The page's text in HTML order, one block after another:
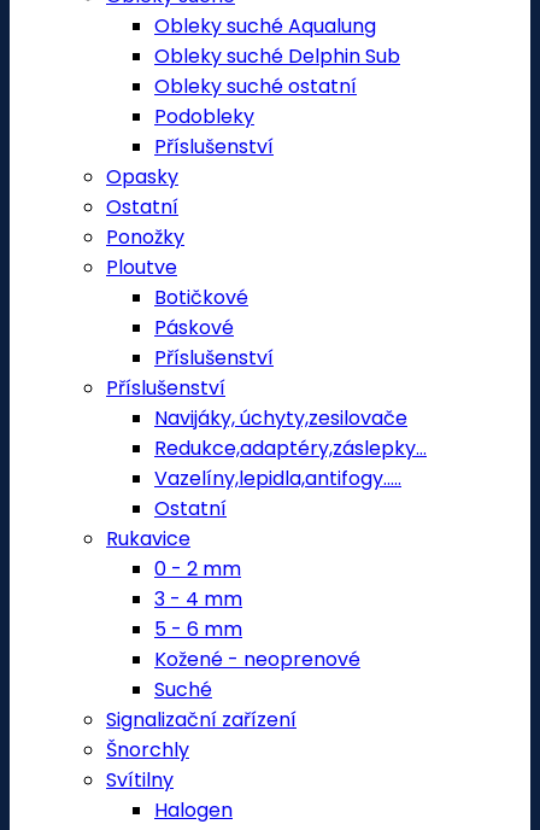
Obleky suché Aqualung
Obleky suché Delphin Sub
Obleky suché ostatní
Podobleky
Příslušenství
Opasky
Ostatní
Ponožky
Ploutve
Botičkové
Páskové
Příslušenství
Příslušenství
Navijáky, úchyty,zesilovače
Redukce,adaptéry,záslepky...
Vazelíny,lepidla,antifogy.....
Ostatní
Rukavice
0 - 2 mm
3 - 4 mm
5 - 6 mm
Kožené - neoprenové
Suché
Signalizační zařízení
Šnorchly
Svítilny
Halogen